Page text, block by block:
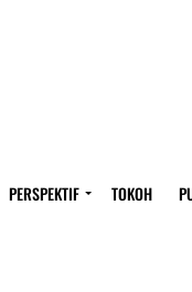
PERSPEKTIF TOKOH